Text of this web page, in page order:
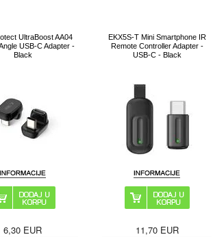
UltraBoost AA04
USB-C Adapter -
Black
6,30 EUR
EKX5S-T Mini Smartphone IR
Remote Controller Adapter -
USB-C - Black
11,70EUR